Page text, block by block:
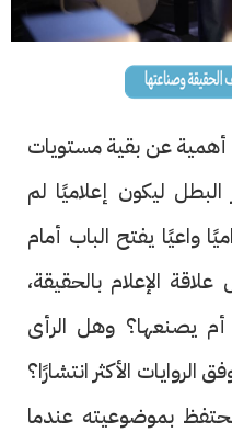
أهمية عن بقية مستويات
البطل ليكون إعلاميًا لم
واعيًا يفتح الباب أمام
الإعلام بالحقيقة،
يصنعها؟ وهل الرأى
الأكثر انتشارًا؟
بموضوعيته عندما